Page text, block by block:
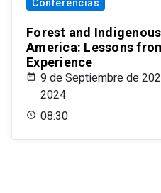
Conferencias
Forest and
America: Lessons
Experience
9 de Septiembre de
2024
08:30